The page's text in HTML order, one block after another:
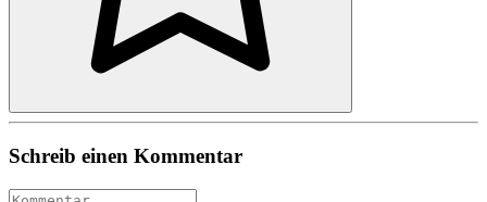
Schreib einen Kommentar